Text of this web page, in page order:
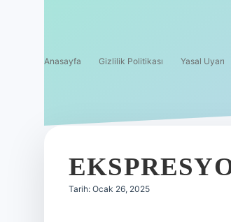
Anasayfa Gizlilik Politikası Yasal Uyarı
Tarih: Ocak 26, 2025